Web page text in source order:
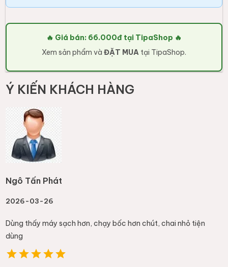
🔥 Giá bán: 66.000đ tại TipaShop 🔥
Xem sản phẩm và ĐẶT MUA tại TipaShop.
Ý KIẾN KHÁCH HÀNG
Ngô Tấn Phát
2026-03-26
Dùng thấy máy sạch hơn, chạy bốc hơn chút, chai nhỏ tiện
dùng